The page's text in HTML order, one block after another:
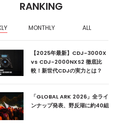
RANKING
MONTHLY ALL
【2025年最新】CDJ-3000X
vs CDJ-2000NXS2 徹底比
較！新世代CDJの実力とは？
「GLOBAL ARK 2026」全ライ
ンナップ発表、野反湖に約40組